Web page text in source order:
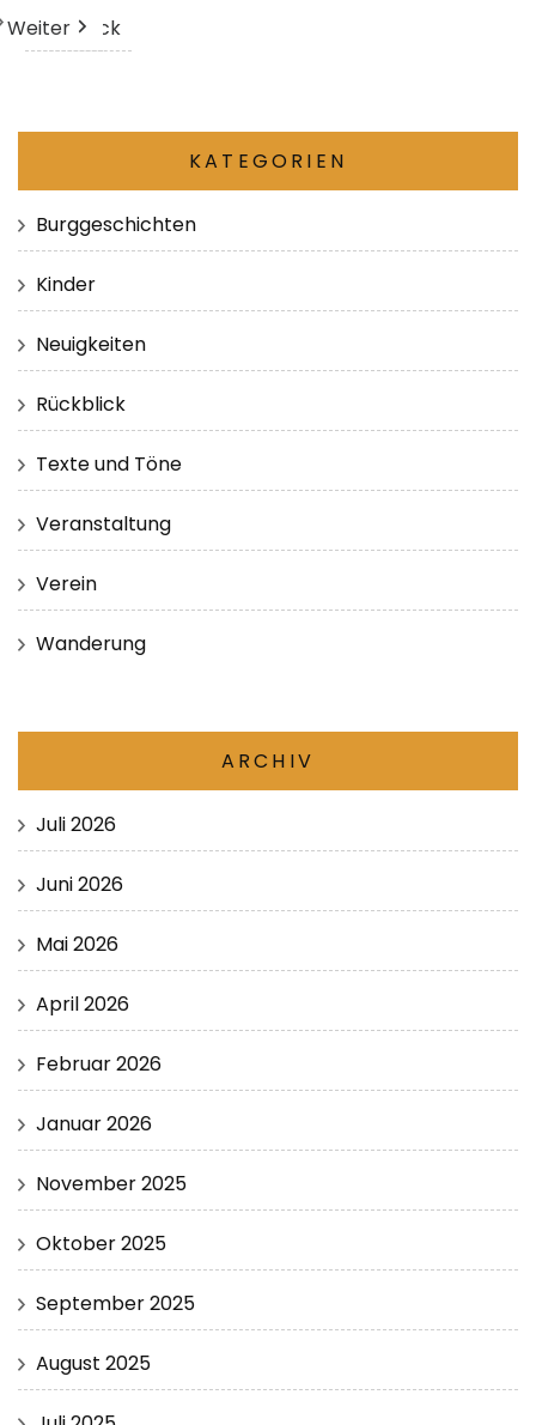
Zurück
Heute
Weiter
KATEGORIEN
Burggeschichten
Kinder
Neuigkeiten
Rückblick
Texte und Töne
Veranstaltung
Verein
Wanderung
ARCHIV
Juli 2026
Juni 2026
Mai 2026
April 2026
Februar 2026
Januar 2026
November 2025
Oktober 2025
September 2025
August 2025